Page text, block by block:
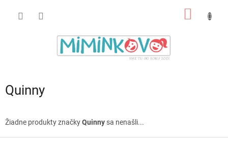
Quinny
Žiadne produkty značkyQuinny sa nenašli...